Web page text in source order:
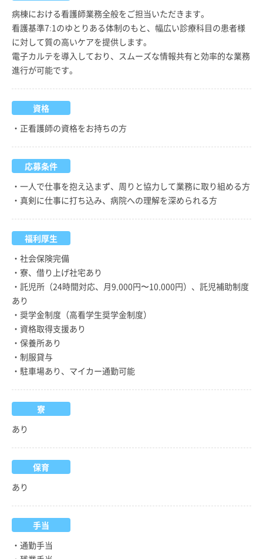
病棟における看護師業務全般をご担当いただきます。
看護基準7:1のゆとりある体制のもと、幅広い診療科目の患者様
に対して質の高いケアを提供します。
電子カルテを導入しており、スムーズな情報共有と効率的な業務
進行が可能です。
資格
・正看護師の資格をお持ちの方
応募条件
・一人で仕事を抱え込まず、周りと協力して業務に取り組める方
・真剣に仕事に打ち込み、病院への理解を深められる方
福利厚生
・社会保険完備
・寮、借り上げ社宅あり
・託児所（24時間対応、月9,000円〜10,000円）、託児補助制度
あり
・奨学金制度（高看学生奨学金制度）
・資格取得支援あり
・保養所あり
・制服貸与
・駐車場あり、マイカー通勤可能
寮
あり
保育
あり
手当
・通勤手当